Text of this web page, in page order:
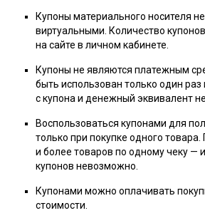
Купоны материального носителя
виртуальными. Количество
на сайте в личном кабинете.
Купоны не являются платежным
быть использован только один
с купона и денежный эквивалент
Воспользоваться купонами для
только при покупке одного товара.
и более товаров по одному чеку —
купонов невозможно.
Купонами можно оплачивать
стоимости.